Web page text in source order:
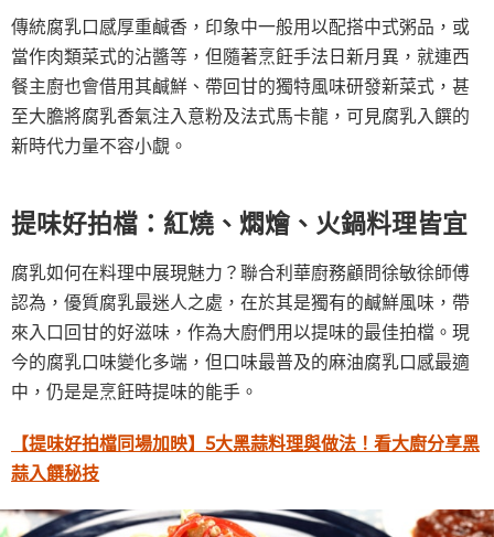
傳統腐乳口感厚重鹹香，印象中一般用以配搭中式粥品，或
當作肉類菜式的沾醬等，但隨著烹飪手法日新月異，就連西
餐主廚也會借用其鹹鮮、帶回甘的獨特風味研發新菜式，甚
至大膽將腐乳香氣注入意粉及法式馬卡龍，可見腐乳入饌的
新時代力量不容小覷。
提味好拍檔：紅燒、燜燴、火鍋料理皆宜
腐乳如何在料理中展現魅力？聯合利華廚務顧問徐敏徐師傅
認為，優質腐乳最迷人之處，在於其是獨有的鹹鮮風味，帶
來入口回甘的好滋味，作為大廚們用以提味的最佳拍檔。現
今的腐乳口味變化多端，但口味最普及的麻油腐乳口感最適
中，仍是是烹飪時提味的能手。
【提味好拍檔同場加映】5大黑蒜料理與做法！看大廚分享黑
蒜入饌秘技